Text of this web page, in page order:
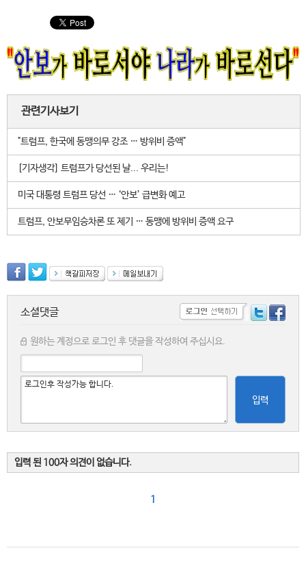
관련기사보기
"트럼프, 한국에 동맹의무 강조 … 방위비 증액"
[기자생각] 트럼프가 당선된 날... 우리는!
미국 대통령 트럼프 당선 … ‘안보’ 급변화 예고
트럼프, 안보무임승차론 또 제기 … 동맹에 방위비 증액 요구
소셜댓글
원하는 계정으로 로그인 후 댓글을 작성하여 주십시요.
입력
입력 된 100자 의견이 없습니다.
1